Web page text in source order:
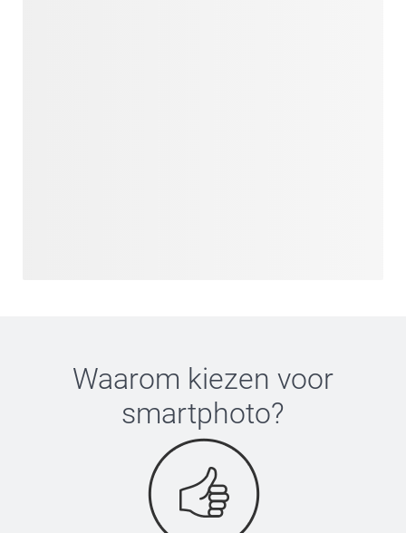
Waarom kiezen voor
smartphoto?